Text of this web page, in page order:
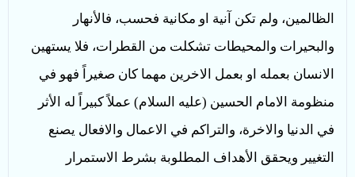
الظالمين، ولم تكن آنية او مكانية فحسب، فالأنهار
والبحيرات والمحيطات تشكلت من القطرات، فلا يستهين
الانسان بعمله او بعمل الاخرين مهما كان صغيراً فهو في
منظومة الامام الحسين (عليه السلام) عملاً كبيراً له الأثر
في الدنيا والاخرة، والتراكم في الاعمال والافعال يصنع
التغيير ويحقق الأهداف المطلوبة بشرط الاستمرار